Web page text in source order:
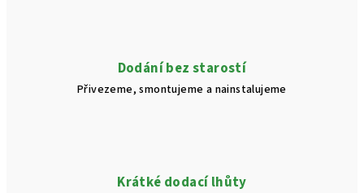
Dodání bez starostí
Přivezeme, smontujeme a nainstalujeme
Krátké dodací lhůty